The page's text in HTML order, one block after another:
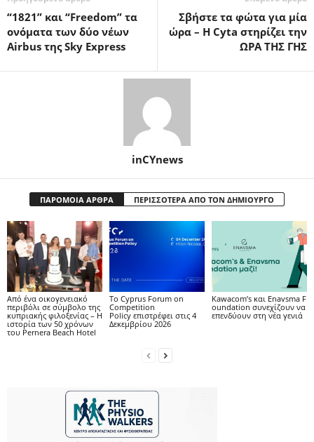
“1821” και “Freedom” τα
ονόματα των δύο νέων
Airbus της Sky Express
Σβήστε τα φώτα για μία
ώρα – Η Cyta στηρίζει την
ΩΡΑ ΤΗΣ ΓΗΣ
inCYnews
ΠΑΡΟΜΟΙΑ ΑΡΘΡΑ ΠΕΡΙΣΣΟΤΕΡΑ ΑΠΟ ΤΟΝ ΔΗΜΙΟΥΡΓΟ
Από ένα οικογενειακό
περιβόλι σε σύμβολο της
κυπριακής φιλοξενίας – Η
ιστορία των 50 χρόνων
του Pernera Beach Hotel
Το Cyprus Forum on
Competition
Policy επιστρέφει στις 4
Δεκεμβρίου 2026
Kawacom’s και Enavsma F
oundation συνεχίζουν να
επενδύουν στη νέα γενιά